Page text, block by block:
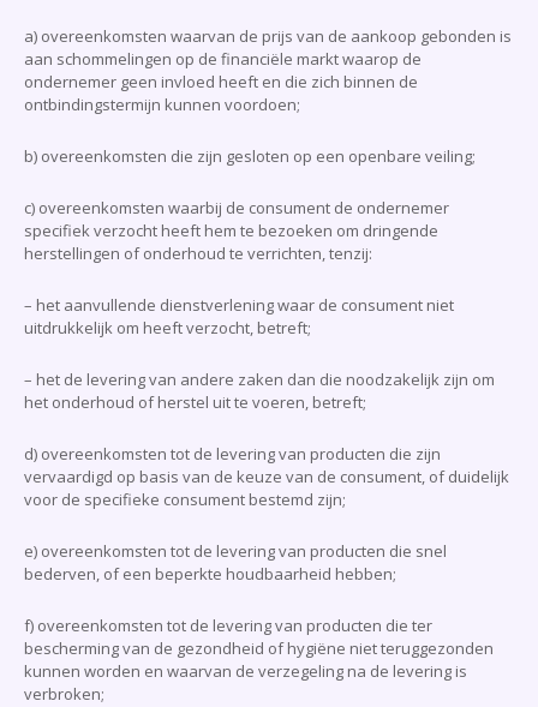
a) overeenkomsten waarvan de prijs van de aankoop gebonden is
aan schommelingen op de financiële markt waarop de
ondernemer geen invloed heeft en die zich binnen de
ontbindingstermijn kunnen voordoen;
b) overeenkomsten die zijn gesloten op een openbare veiling;
c) overeenkomsten waarbij de consument de ondernemer
specifiek verzocht heeft hem te bezoeken om dringende
herstellingen of onderhoud te verrichten, tenzij:
– het aanvullende dienstverlening waar de consument niet
uitdrukkelijk om heeft verzocht, betreft;
– het de levering van andere zaken dan die noodzakelijk zijn om
het onderhoud of herstel uit te voeren, betreft;
d) overeenkomsten tot de levering van producten die zijn
vervaardigd op basis van de keuze van de consument, of duidelijk
voor de specifieke consument bestemd zijn;
e) overeenkomsten tot de levering van producten die snel
bederven, of een beperkte houdbaarheid hebben;
f) overeenkomsten tot de levering van producten die ter
bescherming van de gezondheid of hygiëne niet teruggezonden
kunnen worden en waarvan de verzegeling na de levering is
verbroken;